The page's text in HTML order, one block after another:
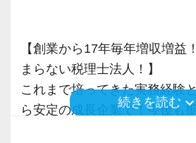
また、職場環境の改善に積極
に対して認証される「社労士
取得しました。
【創業から17年毎年増収増益
まらない税理士法人！】
これまで培ってきた実務経験
ら安定の成長企業で！今後も
続きを読む keyboard_arrow_down